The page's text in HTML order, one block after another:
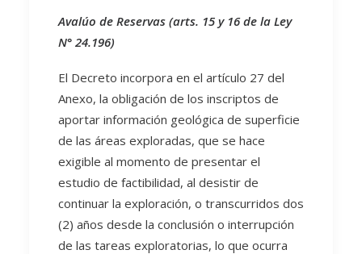
Avalúo de Reservas (arts. 15 y 16 de la Ley
N° 24.196)
El Decreto incorpora en el artículo 27 del
Anexo, la obligación de los inscriptos de
aportar información geológica de superficie
de las áreas exploradas, que se hace
exigible al momento de presentar el
estudio de factibilidad, al desistir de
continuar la exploración, o transcurridos dos
(2) años desde la conclusión o interrupción
de las tareas exploratorias, lo que ocurra